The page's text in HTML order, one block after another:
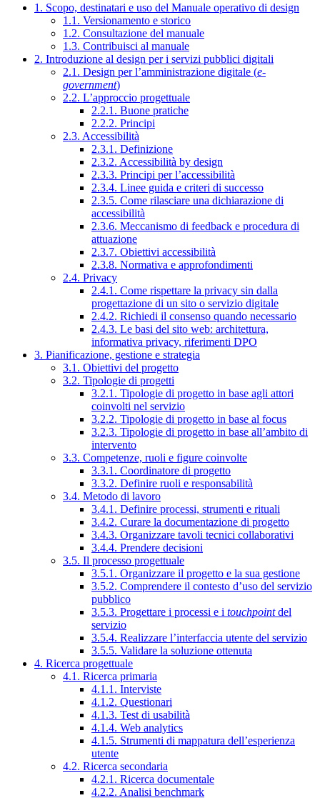
1. Scopo, destinatari e uso del Manuale operativo di design
1.1. Versionamento e storico
1.2. Consultazione del manuale
1.3. Contribuisci al manuale
2. Introduzione al design per i servizi pubblici digitali
2.1. Design per l’amministrazione digitale (e-
government)
2.2. L’approccio progettuale
2.2.1. Buone pratiche
2.2.2. Principi
2.3. Accessibilità
2.3.1. Definizione
2.3.2. Accessibilità by design
2.3.3. Principi per l’accessibilità
2.3.4. Linee guida e criteri di successo
2.3.5. Come rilasciare una dichiarazione di
accessibilità
2.3.6. Meccanismo di feedback e procedura di
attuazione
2.3.7. Obiettivi accessibilità
2.3.8. Normativa e approfondimenti
2.4. Privacy
2.4.1. Come rispettare la privacy sin dalla
progettazione di un sito o servizio digitale
2.4.2. Richiedi il consenso quando necessario
2.4.3. Le basi del sito web: architettura,
informativa privacy, riferimenti DPO
3. Pianificazione, gestione e strategia
3.1. Obiettivi del progetto
3.2. Tipologie di progetti
3.2.1. Tipologie di progetto in base agli attori
coinvolti nel servizio
3.2.2. Tipologie di progetto in base al focus
3.2.3. Tipologie di progetto in base all’ambito di
intervento
3.3. Competenze, ruoli e figure coinvolte
3.3.1. Coordinatore di progetto
3.3.2. Definire ruoli e responsabilità
3.4. Metodo di lavoro
3.4.1. Definire processi, strumenti e rituali
3.4.2. Curare la documentazione di progetto
3.4.3. Organizzare tavoli tecnici collaborativi
3.4.4. Prendere decisioni
3.5. Il processo progettuale
3.5.1. Organizzare il progetto e la sua gestione
3.5.2. Comprendere il contesto d’uso del servizio
pubblico
3.5.3. Progettare i processi e i touchpointdel
servizio
3.5.4. Realizzare l’interfaccia utente del servizio
3.5.5. Validare la soluzione ottenuta
4. Ricerca progettuale
4.1. Ricerca primaria
4.1.1. Interviste
4.1.2. Questionari
4.1.3. Test di usabilità
4.1.4. Web analytics
4.1.5. Strumenti di mappatura dell’esperienza
utente
4.2. Ricerca secondaria
4.2.1. Ricerca documentale
4.2.2. Analisi benchmark